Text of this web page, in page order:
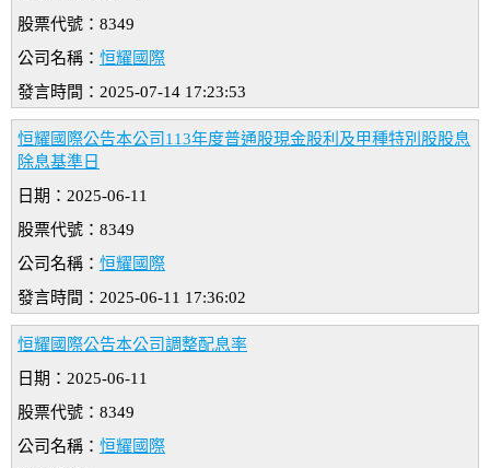
股票代號：8349
公司名稱： 恒耀國際
發言時間：2025-07-14 17:23:53
恒耀國際公告本公司113年度普通股現金股利及甲種特別股股息
除息基準日
日期：2025-06-11
股票代號：8349
公司名稱： 恒耀國際
發言時間：2025-06-11 17:36:02
恒耀國際公告本公司調整配息率
日期：2025-06-11
股票代號：8349
公司名稱： 恒耀國際